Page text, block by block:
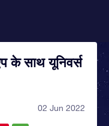
के साथ यूनिवर्स
02 Jun 2022